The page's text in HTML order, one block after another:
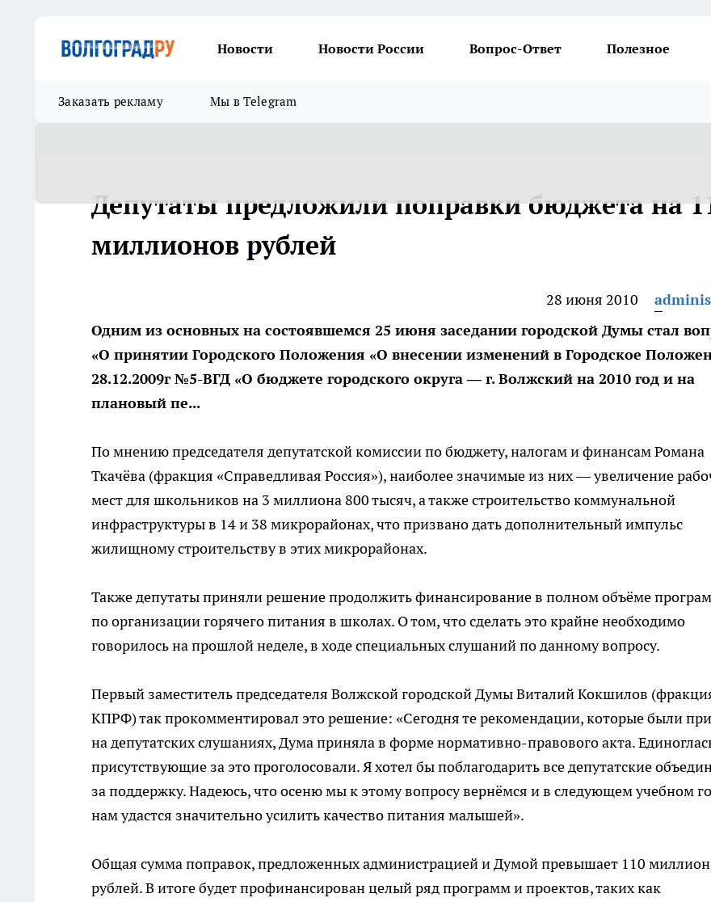
Новости Новости России Вопрос-Ответ Полезное
Заказать рекламу Мы в Telegram
Депутаты предложили поправки бюджета на
миллионов рублей
28 июня 2010
Одним из основных на состоявшемся 25 июня заседании городской Думы стал
«О принятии Городского Положения «О внесении изменений в Городское
28.12.2009г №5-ВГД «О бюджете городского округа — г. Волжский на 2010 год и на
плановый пе...
По мнению председателя депутатской комиссии по бюджету, налогам и финансам Романа
Ткачёва (фракция «Справедливая Россия»), наиболее значимые из них — увеличение
мест для школьников на 3 миллиона 800 тысяч, а также строительство коммунальной
инфраструктуры в 14 и 38 микрорайонах, что призвано дать дополнительный импульс
жилищному строительству в этих микрорайонах.
Также депутаты приняли решение продолжить финансирование в полном объёме
по организации горячего питания в школах. О том, что сделать это крайне необходимо
говорилось на прошлой неделе, в ходе специальных слушаний по данному вопросу.
Первый заместитель председателя Волжской городской Думы Виталий Кокшилов
КПРФ) так прокомментировал это решение: «Сегодня те рекомендации, которые были
на депутатских слушаниях, Дума приняла в форме нормативно-правового акта.
присутствующие за это проголосовали. Я хотел бы поблагодарить все депутатские
за поддержку. Надеюсь, что осеню мы к этому вопросу вернёмся и в следующем учебном
нам удастся значительно усилить качество питания малышей».
Общая сумма поправок, предложенных администрацией и Думой превышает 110
рублей. В итоге будет профинансирован целый ряд программ и проектов, таких как